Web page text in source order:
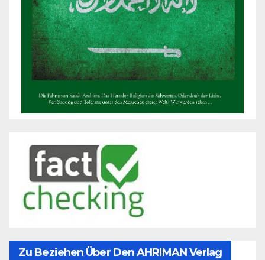
Zu Beziehen Über Den AHRIMAN Verlag